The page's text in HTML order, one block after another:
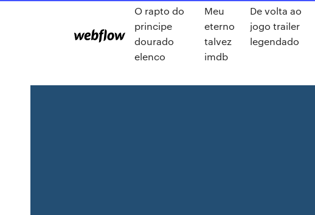
O rapto do
principe
dourado
elenco
Meu
eterno
talvez
imdb
De volta ao
jogo trailer
legendado